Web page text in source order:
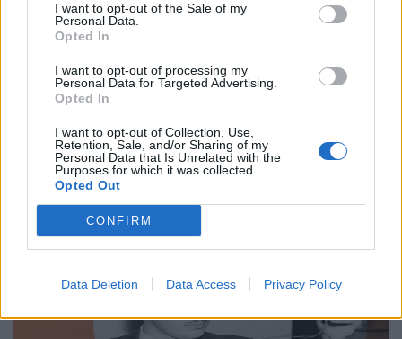
I want to opt-out of the Sale of my
Personal Data.
Opted In
I want to opt-out of processing my
Personal Data for Targeted Advertising.
Opted In
I want to opt-out of Collection, Use,
Retention, Sale, and/or Sharing of my
Personal Data that Is Unrelated with the
Purposes for which it was collected.
Opted Out
CONFIRM
Data Deletion Data Access Privacy Policy
Επιστήμη
Από τον Άρη μέχρι το μέλλον: Τι ψάχνουμε
πραγματικά στο διάστημα
31.03.26
Η κουβέντα για το Διάστημα είναι πάντα ανοιχτή κι ας
μονοπωλεί σήμερα ο πόλεμος. Ας δούμε μία ενδιαφέρουσα
προσέγγιση.